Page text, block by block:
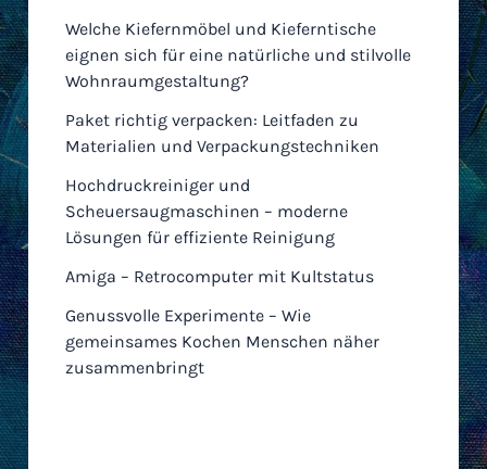
Welche Kiefernmöbel und Kieferntische
eignen sich für eine natürliche und stilvolle
Wohnraumgestaltung?
Paket richtig verpacken: Leitfaden zu
Materialien und Verpackungstechniken
Hochdruckreiniger und
Scheuersaugmaschinen – moderne
Lösungen für effiziente Reinigung
Amiga – Retrocomputer mit Kultstatus
Genussvolle Experimente – Wie
gemeinsames Kochen Menschen näher
zusammenbringt